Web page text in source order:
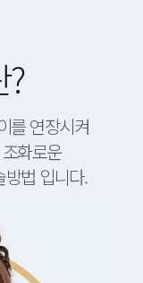
를 연장시켜
화로운
법 입니다.